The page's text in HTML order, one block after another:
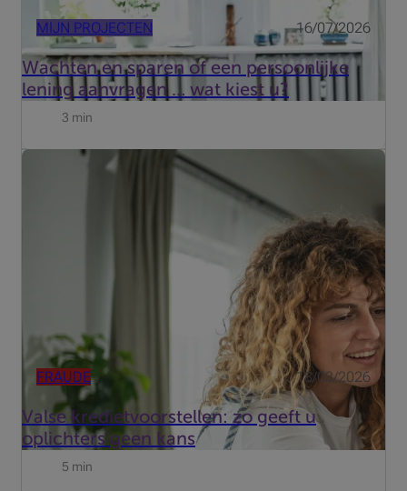
MIJN PROJECTEN 16/07/2026
Wachten en sparen of een persoonlijke
lening aanvragen … wat kiest u?
3 min
FRAUDE 18/03/2026
Valse kredietvoorstellen: zo geeft u
oplichters geen kans
De laatste tijden komt er steeds meer kredietfraude voor.
Kijk dus uit voor aanbiedingen en rentevoeten die te mooi
lijken om waar te zijn. Waaraan herkent u ze?
5 min